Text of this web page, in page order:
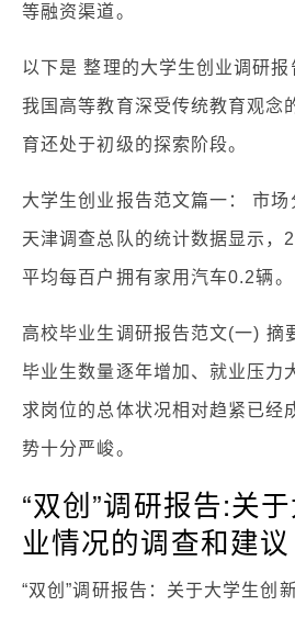
等融资渠道。
以下是 整理的大学生创业调研
我国高等教育深受传统教育观念
育还处于初级的探索阶段。
大学生创业报告范文篇一： 市
天津调查总队的统计数据显示，
平均每百户拥有家用汽车0.2辆。
高校毕业生调研报告范文(一) 摘
毕业生数量逐年增加、就业压力
求岗位的总体状况相对趋紧已经
势十分严峻。
“双创”调研报告:关
业情况的调查和建议
“双创”调研报告：关于大学生创